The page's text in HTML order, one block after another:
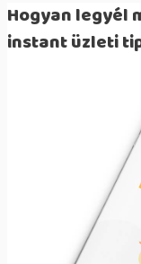
Hogyan legyél
instant üzleti